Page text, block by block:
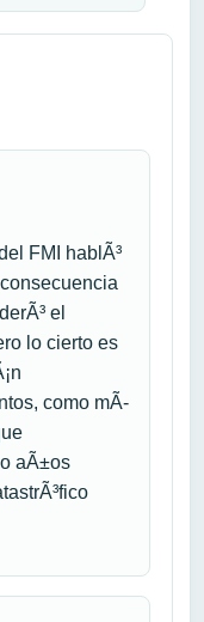
FMI hablÃ³
el
lo cierto es
como mÃ­
aÃ±os